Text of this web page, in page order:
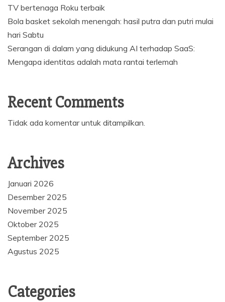
TV bertenaga Roku terbaik
Bola basket sekolah menengah: hasil putra dan putri mulai
hari Sabtu
Serangan di dalam yang didukung AI terhadap SaaS:
Mengapa identitas adalah mata rantai terlemah
Recent Comments
Tidak ada komentar untuk ditampilkan.
Archives
Januari 2026
Desember 2025
November 2025
Oktober 2025
September 2025
Agustus 2025
Categories